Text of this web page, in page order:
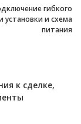
гибкого
установки и схема
питания
к сделке,